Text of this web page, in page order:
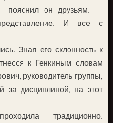
пояснил он друзьям. —
И все с
Зная его склонность к
к Генкиным словам
руководитель группы,
за дисциплиной, на этот
традиционно.